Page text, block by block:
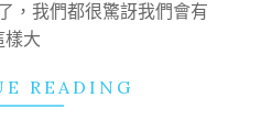
，我們都很驚訝我們會有
樣大
READING